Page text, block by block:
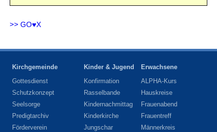
>> GO♥X
Kirchgemeinde
Gottesdienst
Schutzkonzept
Seelsorge
Predigtarchiv
Förderverein
Kinder & Jugend
Konfirmation
Rasselbande
Kindernachmittag
Kinderkirche
Jungschar
Erwachsene
ALPHA-Kurs
Hauskreise
Frauenabend
Frauentreff
Männerkreis